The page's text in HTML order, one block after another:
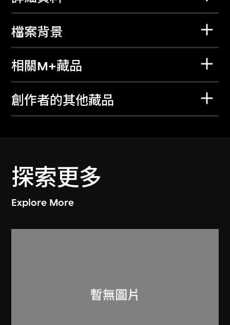
檔案背景
相關M+藏品
創作者的其他藏品
探索更多
Explore More